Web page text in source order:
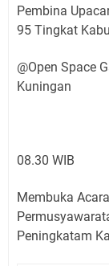
Pembina
95 Tingkat
@Open Space
Kuningan
08.30 WIB
Membuka
Peningkatam